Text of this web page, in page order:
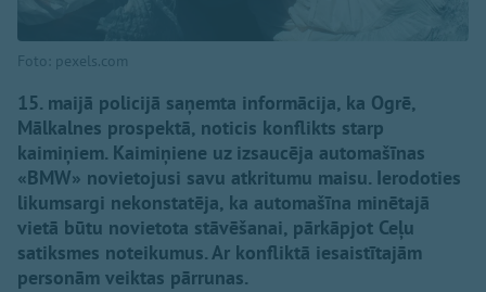
Foto: pexels.com
15. maijā policijā saņemta informācija, ka Ogrē,
Mālkalnes prospektā, noticis konflikts starp
kaimiņiem. Kaimiņiene uz izsaucēja automašīnas
«BMW» novietojusi savu atkritumu maisu. Ierodoties
likumsargi nekonstatēja, ka automašīna minētajā
vietā būtu novietota stāvēšanai, pārkāpjot Ceļu
satiksmes noteikumus. Ar konfliktā iesaistītajām
personām veiktas pārrunas.